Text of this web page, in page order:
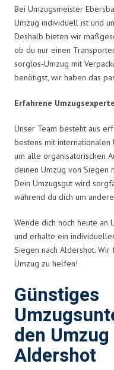
Bei Umzugsmeister
Umzug individuell ist und
Deshalb bieten wir
ob du nur einen
sorglos-Umzug mit
benötigst, wir haben das
Erfahrene
Unser Team besteht aus
bestens mit internationalen
um alle organisatorischen
deinen Umzug von Siegen
Dein Umzugsgut wird
während du dich um
Wende dich noch heute an
und erhalte ein
Siegen nach Aldershot.
Umzug zu helfen!
Günstiges
den
Aldershot